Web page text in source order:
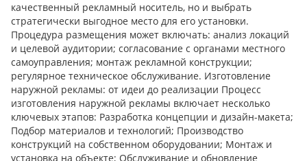
качественный рекламный носитель, но и выбрать
стратегически выгодное место для его установки.
Процедура размещения может включать: анализ локаций
и целевой аудитории; согласование с органами местного
самоуправления; монтаж рекламной конструкции;
регулярное техническое обслуживание. Изготовление
наружной рекламы: от идеи до реализации Процесс
изготовления наружной рекламы включает несколько
ключевых этапов: Разработка концепции и дизайн-макета;
Подбор материалов и технологий; Производство
конструкций на собственном оборудовании; Монтаж и
установка на объекте; Обслуживание и обновление